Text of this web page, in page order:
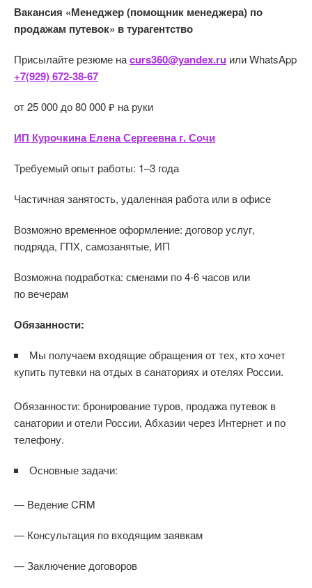
Вакансия «Менеджер (помощник менеджера) по
продажам путевок» в турагентство
Присылайте резюме наcurs360@yandex.ru или WhatsApp
+7(929) 672-38-67
от 25 000 до 80 000 ₽ на руки
ИП Курочкина Елена Сергеевна г. Сочи
Требуемый опыт работы: 1–3 года
Частичная занятость, удаленная работа или в офисе
Возможно временное оформление: договор услуг,
подряда, ГПХ, самозанятые, ИП
Возможна подработка: сменами по 4-6 часов или
по вечерам
Обязанности:
Мы получаем входящие обращения от тех, кто хочет
купить путевки на отдых в санаториях и отелях России.
Обязанности: бронирование туров, продажа путевок в
санатории и отели России, Абхазии через Интернет и по
телефону.
Основные задачи:
— Ведение CRM
— Консультация по входящим заявкам
— Заключение договоров